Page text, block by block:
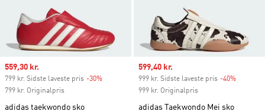
Sale price
559,30 kr.
799 kr. Sidste laveste pris -30%
799 kr. Originalpris
adidas taekwondo sko
Sale price
599,40 kr.
999 kr. Sidste laveste pris -40%
999 kr. Originalpris
adidas Taekwondo Mei sko